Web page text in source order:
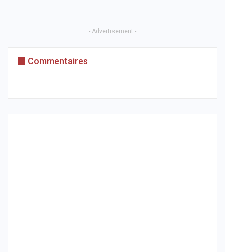
- Advertisement -
Commentaires